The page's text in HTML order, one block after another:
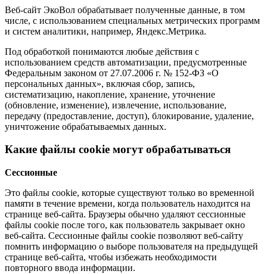
Веб-сайт ЭкоВол обрабатывает полученные данные, в том
числе, с использованием специальных метрических программ
и систем аналитики, например, Яндекс.Метрика.
Под обработкой понимаются любые действия с
использованием средств автоматизации, предусмотренные
Федеральным законом от 27.07.2006 г. № 152-ФЗ «О
персональных данных», включая сбор, запись,
систематизацию, накопление, хранение, уточнение
(обновление, изменение), извлечение, использование,
передачу (предоставление, доступ), блокирование, удаление,
уничтожение обрабатываемых данных.
Какие файлы cookie могут обрабатываться
Сессионные
Это файлы cookie, которые существуют только во временной
памяти в течение времени, когда пользователь находится на
странице веб-сайта. Браузеры обычно удаляют сессионные
файлы cookie после того, как пользователь закрывает окно
веб-сайта. Сессионные файлы cookie позволяют веб-сайту
помнить информацию о выборе пользователя на предыдущей
странице веб-сайта, чтобы избежать необходимости
повторного ввода информации.